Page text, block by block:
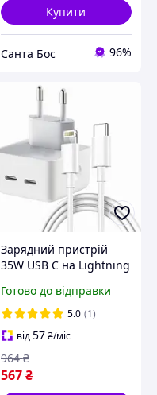
Купити
Санта Бос 96%
Зарядний пристрій
35W USB C на Lightning
швидка зарядка і
синхронізація 1 метр
Готово до відправки
5.0 (1)
від57₴/міс
567₴
964 ₴